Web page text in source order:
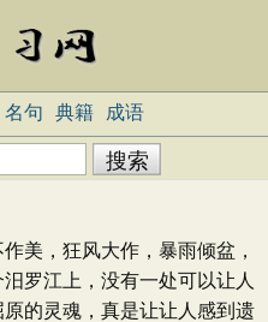
名句 典籍 成语
美，狂风大作，暴雨倾盆，
罗江上，没有一处可以让人
的灵魂，真是让让人感到遗